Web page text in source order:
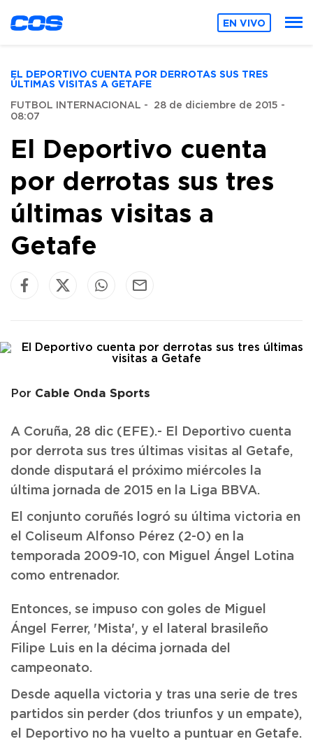
EN VIVO
EL DEPORTIVO CUENTA POR DERROTAS SUS TRES
ÚLTIMAS VISITAS A GETAFE
FUTBOL INTERNACIONAL - 28 de diciembre de 2015 -
08:07
El Deportivo cuenta
por derrotas sus tres
últimas visitas a
Getafe
Por Cable Onda Sports
A Coruña, 28 dic (EFE).- El Deportivo cuenta
por derrota sus tres últimas visitas al Getafe,
donde disputará el próximo miércoles la
última jornada de 2015 en la Liga BBVA.
El conjunto coruñés logró su última victoria en
el Coliseum Alfonso Pérez (2-0) en la
temporada 2009-10, con Miguel Ángel Lotina
como entrenador.
Entonces, se impuso con goles de Miguel
Ángel Ferrer, 'Mista', y el lateral brasileño
Filipe Luis en la décima jornada del
campeonato.
Desde aquella victoria y tras una serie de tres
partidos sin perder (dos triunfos y un empate),
el Deportivo no ha vuelto a puntuar en Getafe.